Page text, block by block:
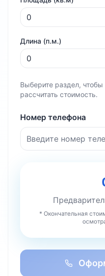
Длина (п.м.)
Выберите раздел,
рассчитать стоимость.
Номер телефона
* Окончательная